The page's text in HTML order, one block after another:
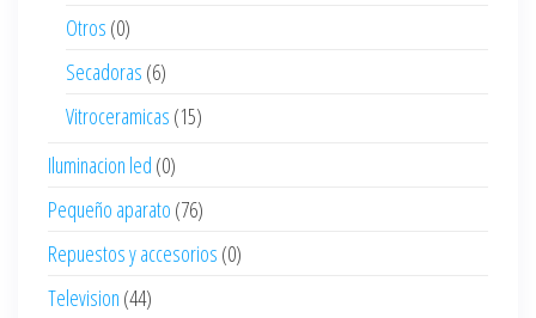
Otros (0)
Secadoras (6)
Vitroceramicas (15)
Iluminacion led (0)
Pequeño aparato (76)
Repuestos y accesorios (0)
Television (44)